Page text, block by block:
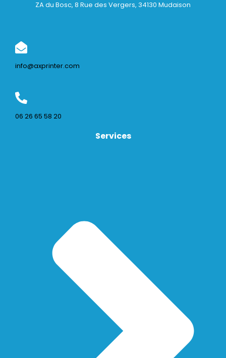
ZA du Bosc, 8 Rue des Vergers, 34130 Mudaison
info@axprinter.com
06 26 65 58 20
Services